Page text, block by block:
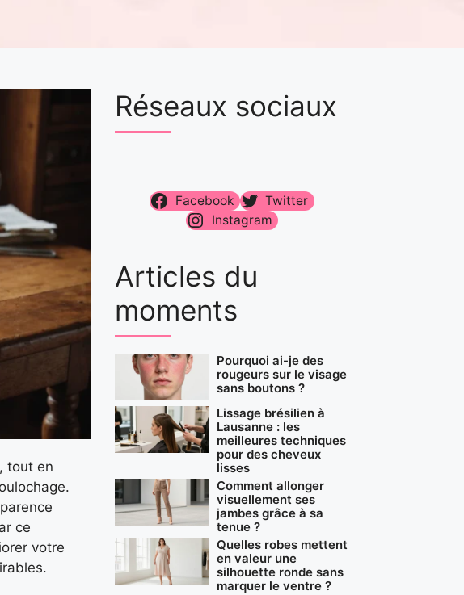
tout en
ce
votre
Réseaux sociaux
Facebook
Twitter
Instagram
Articles du
moments
Pourquoi ai-je des
rougeurs sur le visage
sans boutons ?
Lissage brésilien à
Lausanne : les
meilleures techniques
pour des cheveux
lisses
Comment allonger
visuellement ses
jambes grâce à sa
tenue ?
Quelles robes mettent
en valeur une
silhouette ronde sans
marquer le ventre ?